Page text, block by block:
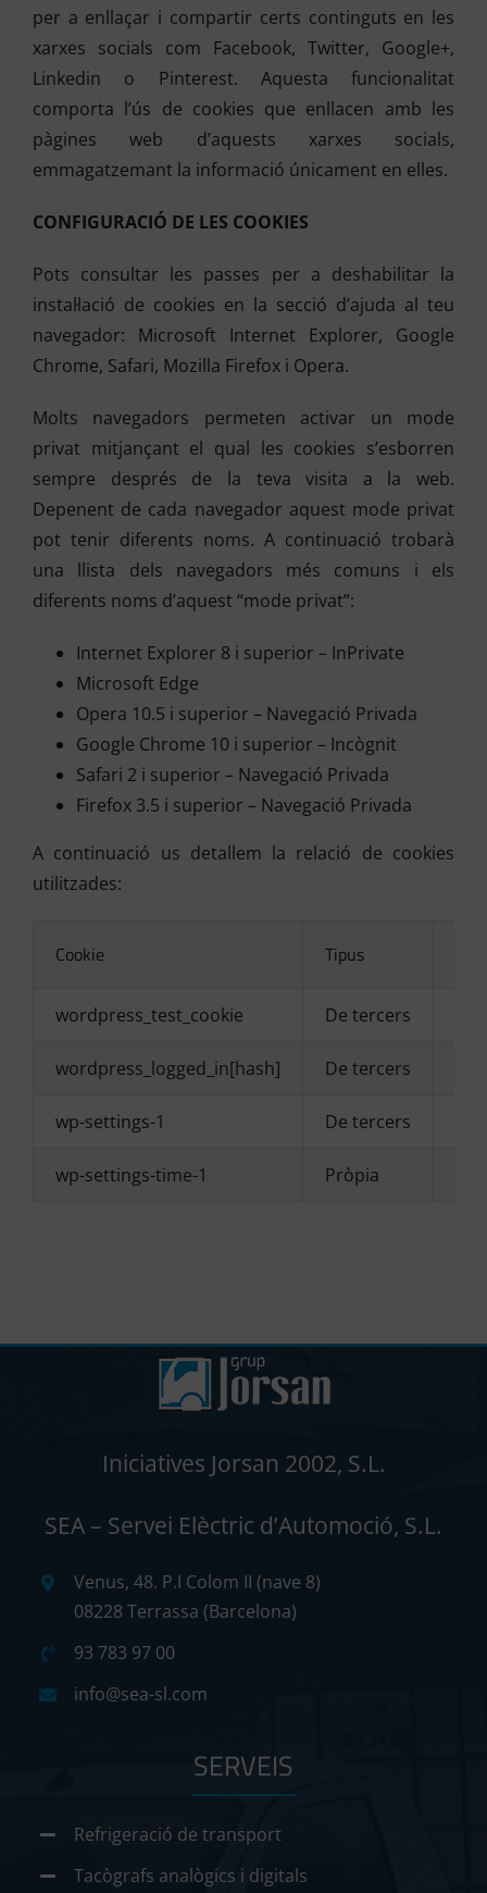
per a enllaçar i compartir certs continguts en les
xarxes socials com Facebook, Twitter, Google+,
Linkedin o Pinterest. Aquesta funcionalitat
comporta l’ús de cookies que enllacen amb les
pàgines web d’aquests xarxes socials,
emmagatzemant la informació únicament en elles.
CONFIGURACIÓ DE LES COOKIES
Pots consultar les passes per a deshabilitar la
instal·lació de cookies en la secció d’ajuda al teu
navegador: Microsoft Internet Explorer, Google
Chrome, Safari, Mozilla Firefox i Opera.
Molts navegadors permeten activar un mode
privat mitjançant el qual les cookies s’esborren
sempre després de la teva visita a la web.
Depenent de cada navegador aquest mode privat
pot tenir diferents noms. A continuació trobarà
una llista dels navegadors més comuns i els
diferents noms d’aquest “mode privat”:
Internet Explorer 8 i superior – InPrivate
Microsoft Edge
Opera 10.5 i superior – Navegació Privada
Google Chrome 10 i superior – Incògnit
Safari 2 i superior – Navegació Privada
Firefox 3.5 i superior – Navegació Privada
A continuació us detallem la relació de cookies
utilitzades:
Cookie Tipus
wordpress_test_cookie De tercers
wordpress_logged_in[hash] De tercers
wp-settings-1 De tercers
wp-settings-time-1 Pròpia
Iniciatives Jorsan 2002, S.L.
SEA – Servei Elèctric d’Automoció, S.L.
Venus, 48. P.I Colom II (nave 8)
08228 Terrassa (Barcelona)
93 783 97 00
info@sea-sl.com
SERVEIS
Refrigeració de transport
Tacògrafs analògics i digitals